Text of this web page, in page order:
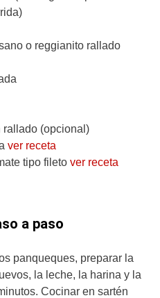
o reggianito rallado
rallado (opcional)
ver receta
tipo fileto ver receta
a paso
panqueques, preparar la
la leche, la harina y la
Cocinar en sartén